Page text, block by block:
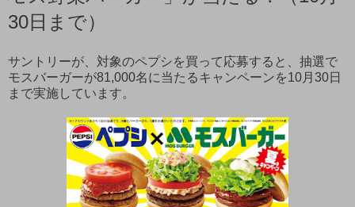
30日まで）
サントリーが、対象のペプシを買って応募すると、抽選で
モスバーガーが81,000名に当たるキャンペーンを10月30日
まで実施しています。